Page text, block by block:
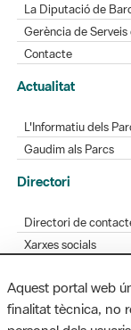
La Diputació de
Gerència de
Contacte
Actualitat
L'Informatiu dels
Gaudim als Parcs
Directori
Directori de
Xarxes socials
Bústia de
Opineu sobre els
Aquest portal web
finalitat tècnica, no